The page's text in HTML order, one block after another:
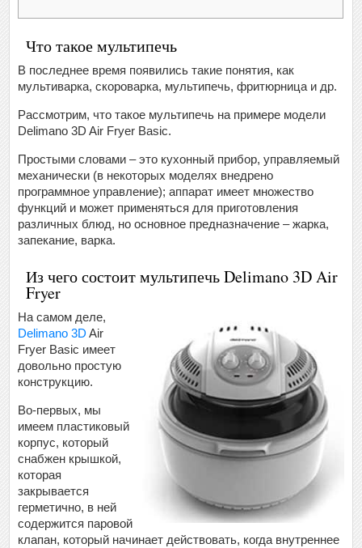
Что такое мультипечь
В последнее время появились такие понятия, как
мультиварка, скороварка, мультипечь, фритюрница и др.
Рассмотрим, что такое мультипечь на примере модели
Delimano 3D Air Fryer Basic.
Простыми словами – это кухонный прибор, управляемый
механически (в некоторых моделях внедрено
программное управление); аппарат имеет множество
функций и может применяться для приготовления
различных блюд, но основное предназначение – жарка,
запекание, варка.
Из чего состоит мультипечь Delimano 3D Air
Fryer
На самом деле,
Delimano 3D Air
Fryer Basic имеет
довольно простую
конструкцию.
Во-первых, мы
имеем пластиковый
корпус, который
снабжен крышкой,
которая
закрывается
герметично, в ней
содержится паровой
клапан, который начинает действовать, когда внутреннее